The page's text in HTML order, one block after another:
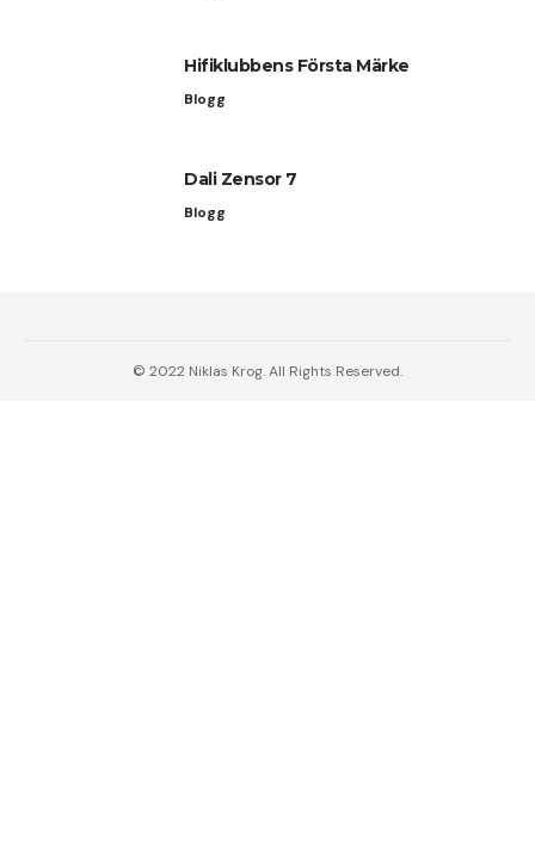
Hifiklubbens Första Märke
Blogg
Dali Zensor 7
Blogg
© 2022 Niklas Krog. All Rights Reserved.